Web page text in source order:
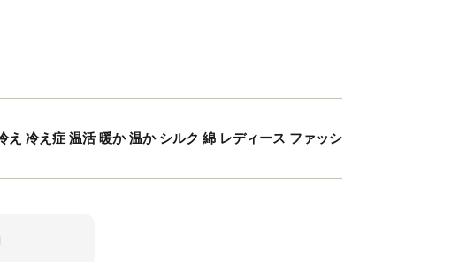
冷え症 温活 暖か 温か シルク 綿 レディース ファッシ